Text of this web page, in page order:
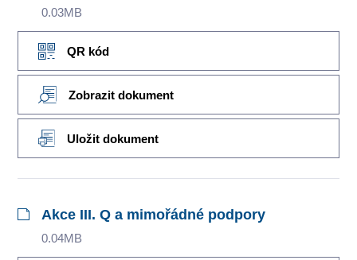
0.03MB
QR kód
Zobrazit dokument
Uložit dokument
Akce III. Q a mimořádné podpory
0.04MB